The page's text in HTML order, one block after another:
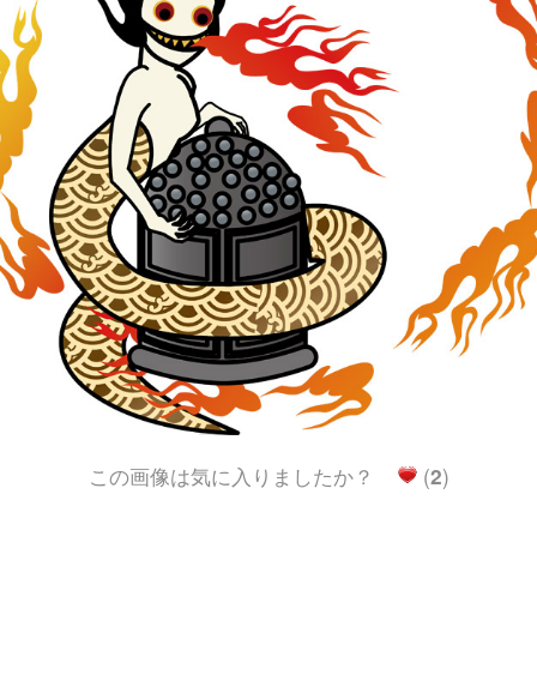
この画像は気に入りましたか？ (2)